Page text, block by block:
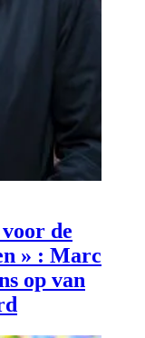
de
» : Marc
op van